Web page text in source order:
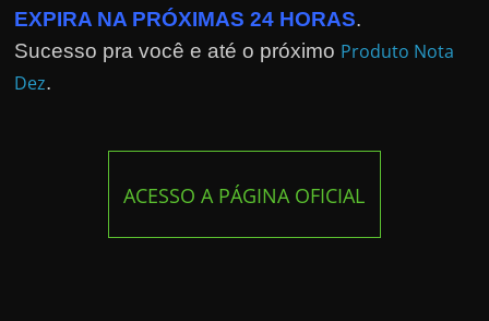
EXPIRA NA PRÓXIMAS 24 HORAS.
Sucesso pra você e até o próximo Produto Nota
Dez.
ACESSO A PÁGINA OFICIAL